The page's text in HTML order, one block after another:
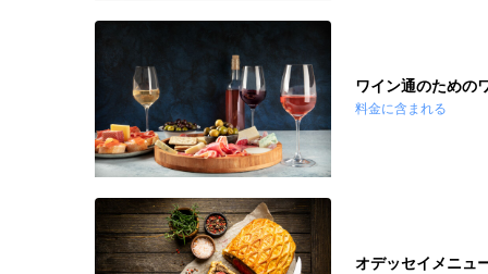
ワイン通のための
料金に含まれる
オデッセイメニュ